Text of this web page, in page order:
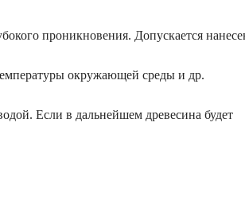
проникновения. Допускается
окружающей среды и др.
Если в дальнейшем древесина будет